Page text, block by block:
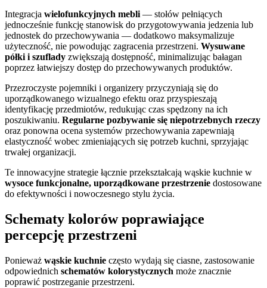
Integracja wielofunkcyjnych mebli — stołów pełniących
jednocześnie funkcję stanowisk do przygotowywania jedzenia lub
jednostek do przechowywania — dodatkowo maksymalizuje
użyteczność, nie powodując zagracenia przestrzeni. Wysuwane
półki i szuflady zwiększają dostępność, minimalizując bałagan
poprzez łatwiejszy dostęp do przechowywanych produktów.
Przezroczyste pojemniki i organizery przyczyniają się do
uporządkowanego wizualnego efektu oraz przyspieszają
identyfikację przedmiotów, redukując czas spędzony na ich
poszukiwaniu. Regularne pozbywanie się niepotrzebnych rzeczy
oraz ponowna ocena systemów przechowywania zapewniają
elastyczność wobec zmieniających się potrzeb kuchni, sprzyjając
trwałej organizacji.
Te innowacyjne strategie łącznie przekształcają wąskie kuchnie w
wysoce funkcjonalne, uporządkowane przestrzenie dostosowane
do efektywności i nowoczesnego stylu życia.
Schematy kolorów poprawiające
percepcję przestrzeni
Ponieważ wąskie kuchnie często wydają się ciasne, zastosowanie
odpowiednich schematów kolorystycznych może znacznie
poprawić postrzeganie przestrzeni.